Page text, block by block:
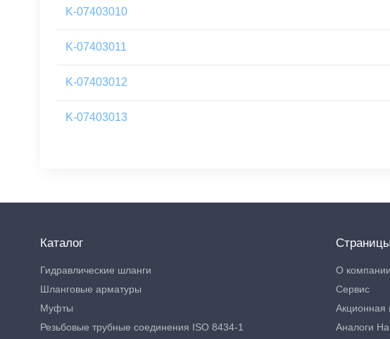
K-07403010
K-07403011
K-07403012
K-07403013
Каталог
Гидравлические шланги
Шланговые арматуры
Муфты
Резьбовые трубные соединения ISO 8434-1
Страницы
О компании
Сервис
Акционная
Аналоги